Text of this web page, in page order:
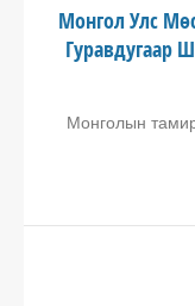
Монгол Улс
Гуравдугаар
Монголын